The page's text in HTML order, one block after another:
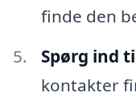
finde den
Spørg ind
kontakter